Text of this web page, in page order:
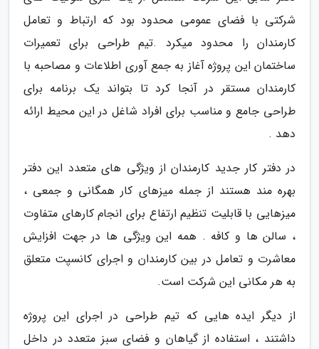
شرکتی با فضای عمومی محدود بود که ارتباط و تعامل
کارمندان را محدود میکرد .تیم طراحی برای تعمیرات
ساختمان این پروژه آغاز به جمع آوری اطلاعات و مصاحبه با
کارمندان مستقر در آنجا کرد تا بتواند یک برنامه برای
طراحی جامع و مناسب برای افراد شاغل در این محیط ارائه
دهد .
در دفتر کار جدید کارمندان از ویژگی های متعدد این دفتر
بهره مند هستند از جمله میزهای کار همگانی و جمعی ،
میزهایی با قابلیت تنظیم ارتفاع برای انجام کارهای متفاوت
، سالن ها و کافه . همه این ویژگی ها در جهت افزایش
معاشرت و تعامل در بین کارمندان و اجرای کانسپت متعلق
به هر مکانی این شرکت است.
از دیگر ایده هایی که تیم طراحی در اجرای این پروژه
داشتند ، استفاده از گیاهان و فضای سبز متعدد در داخل